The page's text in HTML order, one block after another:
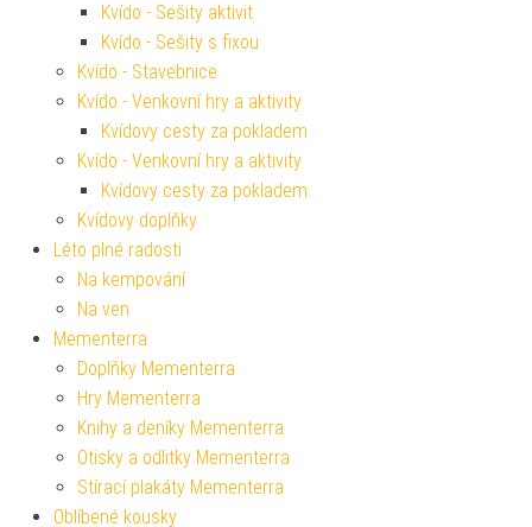
Kvído - Sešity aktivit
Kvído - Sešity s fixou
Kvído - Stavebnice
Kvído - Venkovní hry a aktivity
Kvídovy cesty za pokladem
Kvído - Venkovní hry a aktivity
Kvídovy cesty za pokladem
Kvídovy doplňky
Léto plné radosti
Na kempování
Na ven
Mementerra
Doplňky Mementerra
Hry Mementerra
Knihy a deníky Mementerra
Otisky a odlitky Mementerra
Stírací plakáty Mementerra
Oblíbené kousky